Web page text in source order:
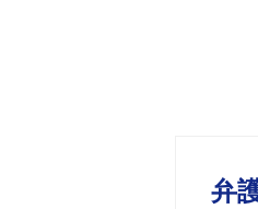
弁